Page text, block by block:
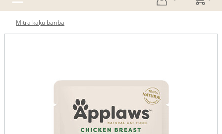
Mitrā kaķu barība